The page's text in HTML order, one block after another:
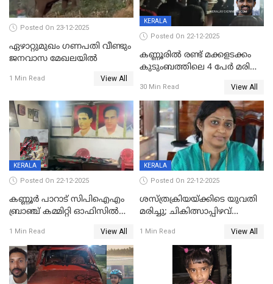
Posted On 23-12-2025
ഏഴാറ്റുമുഖം ഗണപതി വീണ്ടും
ജനവാസ മേഖലയിൽ
1 Min Read View All
KERALA
Posted On 22-12-2025
കണ്ണൂരിൽ രണ്ട് മക്കളടക്കം
കുടുംബത്തിലെ 4 പേർ മരിച്ച
30 Min Read View All
KERALA
Posted On 22-12-2025
കണ്ണൂർ പാറാട് സിപിഐഎം
ബ്രാഞ്ച് കമ്മിറ്റി ഓഫിസിൽ
ചിത്രങ്ങളടക്കം കത്തിയ
നിലയിൽ
1 Min Read View All
KERALA
Posted On 22-12-2025
ശസ്ത്രക്രിയയ്‌ക്കിടെ യുവതി
മരിച്ചു; ചികിത്സാപ്പിഴവ്
സംഭവം മാവേലിക്കരയിൽ
1 Min Read View All